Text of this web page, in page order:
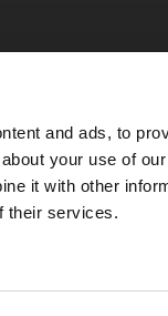
and ads, to
your use of
it with other
their services.